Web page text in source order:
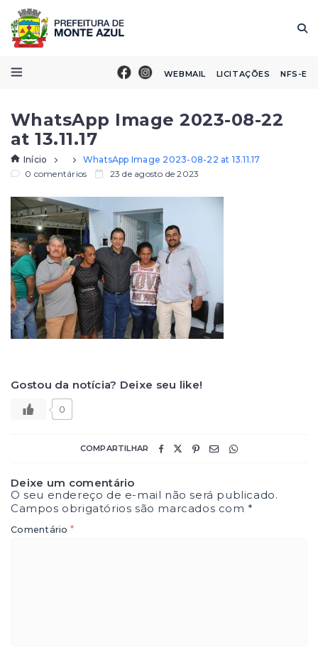
WEBMAIL LICITAÇÕES NFS-E
WhatsApp Image 2023-08-22
at 13.11.17
Início
WhatsApp Image 2023-08-22 at 13.11.17
0 comentários
23 de agosto de 2023
Gostou da notícia? Deixe seu like!
0
COMPARTILHAR
Deixe um comentário
O seu endereço de e-mail não será publicado.
Campos obrigatórios são marcados com*
Comentário *